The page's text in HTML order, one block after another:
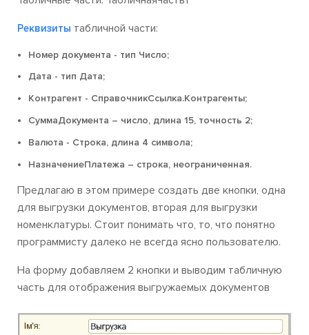
Реквизиты табличной части:
Номер документа - тип Число;
Дата - тип Дата;
Контрагент - СправочникСсылка.Контрагенты;
СуммаДокумента – число, длина 15, точность 2;
Валюта - Строка, длина 4 символа;
НазначениеПлатежа – строка, неограниченная.
Предлагаю в этом примере создать две кнопки, одна
для выгрузки документов, вторая для выгрузки
номенклатуры. Стоит понимать что, то, что понятно
программисту далеко не всегда ясно пользователю.
На форму добавляем 2 кнопки и выводим табличную
часть для отображения выгружаемых документов